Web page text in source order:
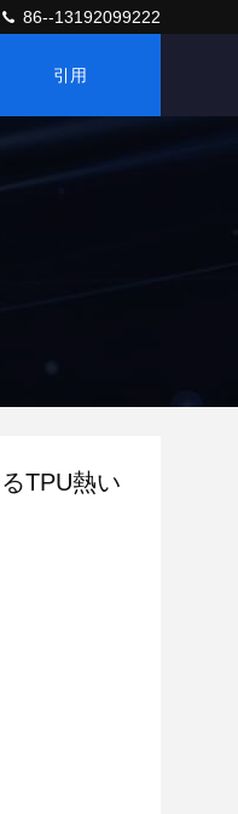
86--13192099222
引用
TPU熱い